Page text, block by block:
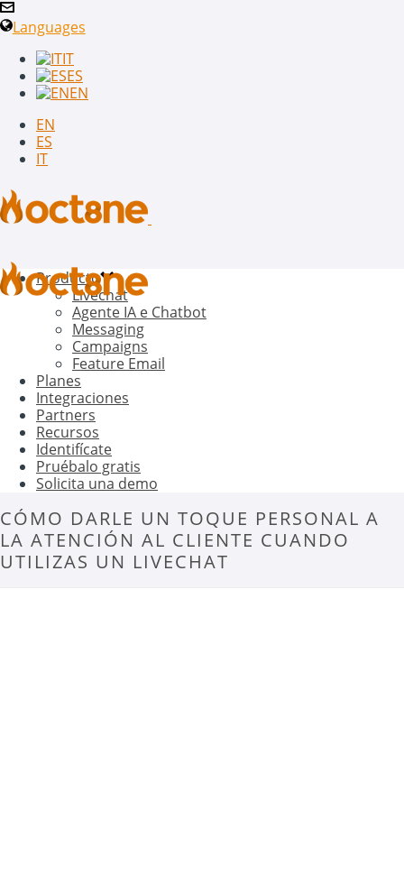
Languages
IT
ES
EN
EN
ES
IT
Producto
Livechat
Agente IA e Chatbot
Messaging
Campaigns
Feature Email
Planes
Integraciones
Partners
Recursos
Identifícate
Pruébalo gratis
Solicita una demo
CÓMO DARLE UN TOQUE PERSONAL A
LA ATENCIÓN AL CLIENTE CUANDO
UTILIZAS UN LIVECHAT